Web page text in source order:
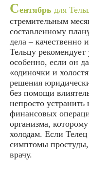
Сентябрь для
стремительным
составленному
дела – качественно
Тельцу
особенно, если он
«одиночки и
решения
без помощи
непросто
финансовых
организма,
холодам. Если
симптомы
врачу.